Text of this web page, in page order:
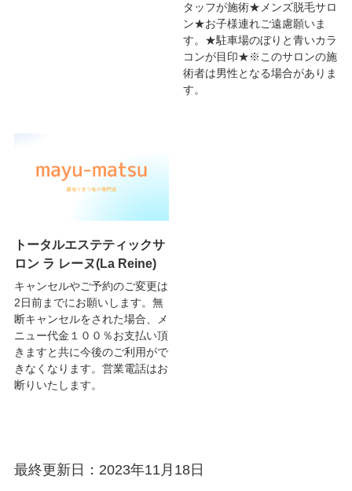
タッフが施術★メンズ脱毛サロ
ン★お子様連れご遠慮願いま
す。★駐車場のぼりと青いカラ
コンが目印★※このサロンの施
術者は男性となる場合がありま
す。
トータルエステティックサ
ロン ラ レーヌ(La Reine)
キャンセルやご予約のご変更は
2日前までにお願いします。無
断キャンセルをされた場合、メ
ニュー代金１００％お支払い頂
きますと共に今後のご利用がで
きなくなります。営業電話はお
断りいたします。
最終更新日：2023年11月18日